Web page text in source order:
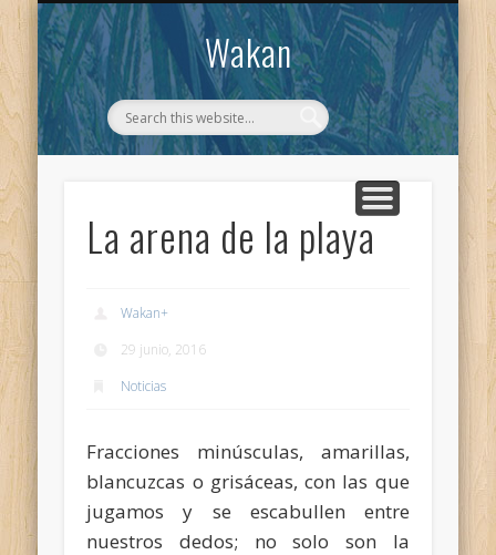
Wakan
WAKAN
CONTACTO
La arena de la playa
Wakan+
29 junio, 2016
Noticias
Fracciones minúsculas, amarillas,
blancuzcas o grisáceas, con las que
jugamos y se escabullen entre
nuestros dedos; no solo son la